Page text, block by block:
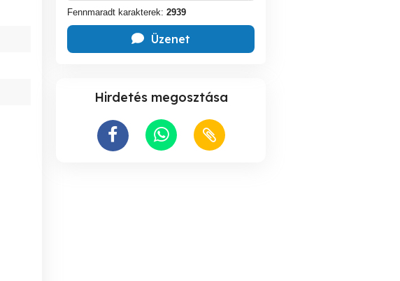
Fennmaradt karakterek: 2939
Üzenet
Hirdetés megosztása